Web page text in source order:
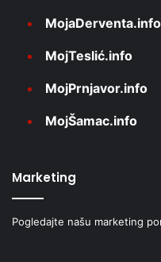
MojaDerventa.info
MojTeslić.info
MojPrnjavor.info
MojŠamac.info
Marketing
Pogledajte našu marketing